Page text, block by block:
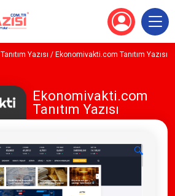
Tanıtım Yazısı / Ekonomivakti.com Tanıtım Yazısı
Ekonomivakti.com
Tanıtım Yazısı
🔍